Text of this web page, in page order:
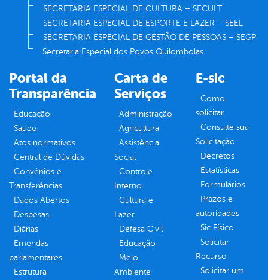
SECRETARIA ESPECIAL DE CULTURA – SECULT
SECRETARIA ESPECIAL DE ESPORTE E LAZER – SEEL
SECRETARIA ESPECIAL DE GESTÃO DE PESSOAS – SEGP
Secretaria Especial dos Povos Quilombolas
Portal da
Transparência
Educação
Saúde
Atos normativos
Central de Dúvidas
Convênios e
Transferências
Dados Abertos
Despesas
Diárias
Emendas
parlamentares
Estrutura
Carta de
Serviços
Administração
Agricultura
Assistência
Social
Controle
Interno
Cultura e
Lazer
Defesa Civil
Educação
Meio
Ambiente
E-sic
Como
solicitar
Consulte sua
Solicitação
Decretos
Estatísticas
Formulários
Prazos e
autoridades
Sic Físico
Solicitar
Recurso
Solicitar um